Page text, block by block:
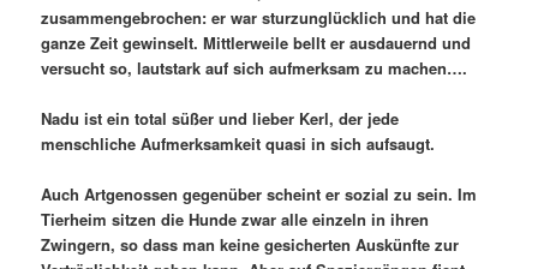
zusammengebrochen: er war sturzunglücklich und hat die
ganze Zeit gewinselt. Mittlerweile bellt er ausdauernd und
versucht so, lautstark auf sich aufmerksam zu machen….
Nadu ist ein total süßer und lieber Kerl, der jede
menschliche Aufmerksamkeit quasi in sich aufsaugt.
Auch Artgenossen gegenüber scheint er sozial zu sein. Im
Tierheim sitzen die Hunde zwar alle einzeln in ihren
Zwingern, so dass man keine gesicherten Auskünfte zur